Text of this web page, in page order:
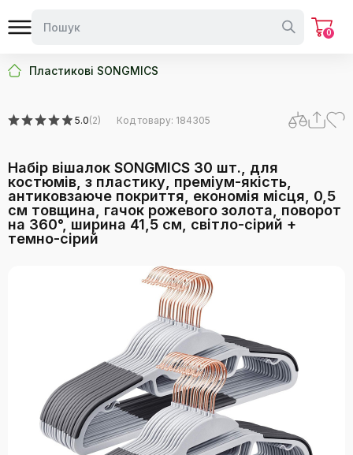
0
Пластикові SONGMICS
5.0(2) Код товару: 184305
Набір вішалок SONGMICS 30 шт., для
костюмів, з пластику, преміум-якість,
антиковзаюче покриття, економія місця, 0,5
см товщина, гачок рожевого золота, поворот
на 360°, ширина 41,5 см, світло-сірий +
темно-сірий